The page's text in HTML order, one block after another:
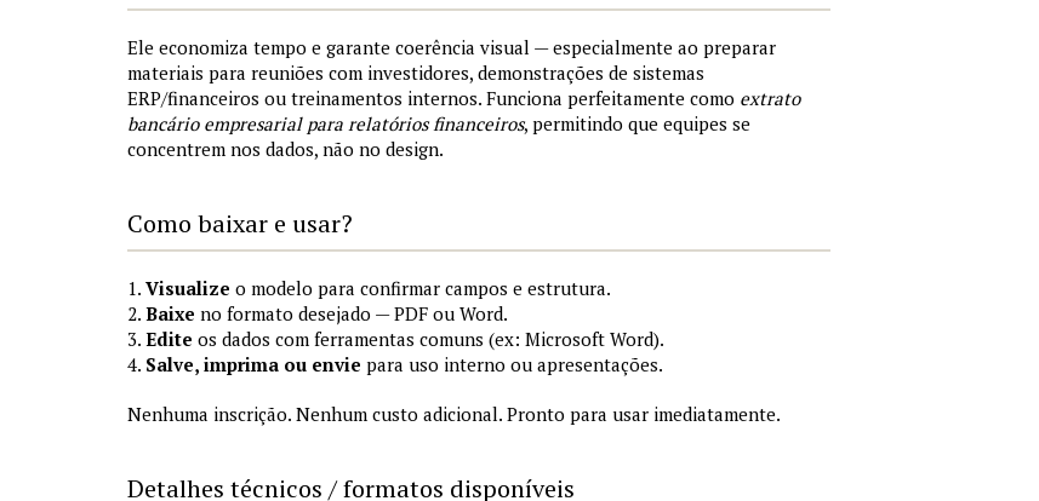
Ele economiza tempo e garante coerência visual — especialmente ao preparar
materiais para reuniões com investidores, demonstrações de sistemas
ERP/financeiros ou treinamentos internos. Funciona perfeitamente como extrato
bancário empresarial para relatórios financeiros, permitindo que equipes se
concentrem nos dados, não no design.
Como baixar e usar?
1. Visualize o modelo para confirmar campos e estrutura.
2. Baixe no formato desejado — PDF ou Word.
3. Edite os dados com ferramentas comuns (ex: Microsoft Word).
4. Salve, imprima ou envie para uso interno ou apresentações.
Nenhuma inscrição. Nenhum custo adicional. Pronto para usar imediatamente.
Detalhes técnicos / formatos disponíveis